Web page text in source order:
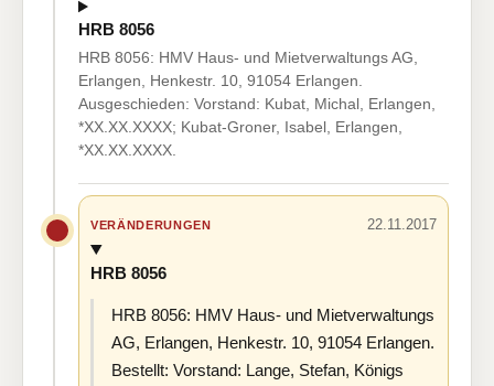
HRB 8056
HRB 8056: HMV Haus- und Mietverwaltungs AG,
Erlangen, Henkestr. 10, 91054 Erlangen.
Ausgeschieden: Vorstand: Kubat, Michal, Erlangen,
*XX.XX.XXXX; Kubat-Groner, Isabel, Erlangen,
*XX.XX.XXXX.
VERÄNDERUNGEN 22.11.2017
HRB 8056
HRB 8056: HMV Haus- und Mietverwaltungs
AG, Erlangen, Henkestr. 10, 91054 Erlangen.
Bestellt: Vorstand: Lange, Stefan, Königs